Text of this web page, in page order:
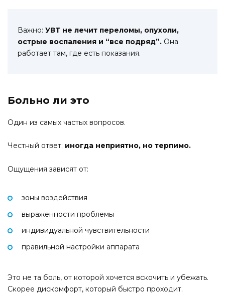
Важно: УВТ не лечит переломы, опухоли,
острые воспаления и “все подряд”. Она
работает там, где есть показания.
Больно ли это
Один из самых частых вопросов.
Честный ответ: иногда неприятно, но терпимо.
Ощущения зависят от:
зоны воздействия
выраженности проблемы
индивидуальной чувствительности
правильной настройки аппарата
Это не та боль, от которой хочется вскочить и убежать.
Скорее дискомфорт, который быстро проходит.